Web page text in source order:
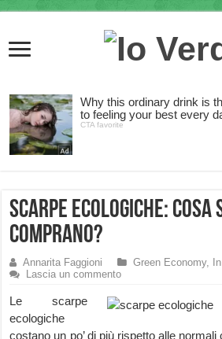
Scarpe Ecologiche: cosa
comprano?
Annarita Faggioni Green Economy,
Lascia un commento
Le scarpe
ecologiche
costano un po’ di più rispetto alle